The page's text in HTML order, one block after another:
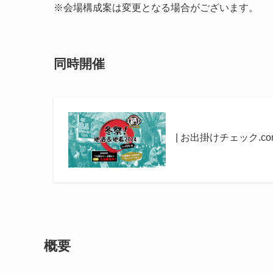
※会場構成案は変更となる場合がございます。
同時開催
| お出掛けチェック
概要